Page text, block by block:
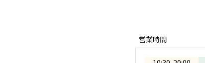
営業時間